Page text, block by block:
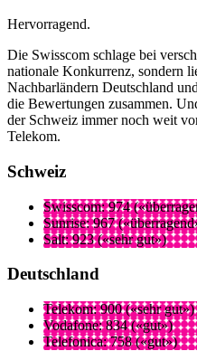
Hervorragend.
Die Swisscom schlage bei
nationale Konkurrenz, sondern
Nachbarländern Deutschland
die Bewertungen zusammen.
der Schweiz immer noch weit
Telekom.
Schweiz
Swisscom: 974
Sunrise: 967
Salt: 923 («sehr gut»)
Deutschland
Telekom: 900 («sehr gut»)
Vodafone: 834 («gut»)
Telefonica: 758 («gut»)